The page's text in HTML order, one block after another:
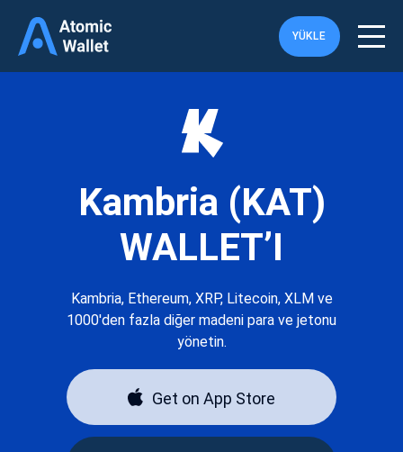
YÜKLE
Kambria (KAT)
WALLET’I
Kambria, Ethereum, XRP, Litecoin, XLM ve
1000'den fazla diğer madeni para ve jetonu
yönetin.
Get on App Store